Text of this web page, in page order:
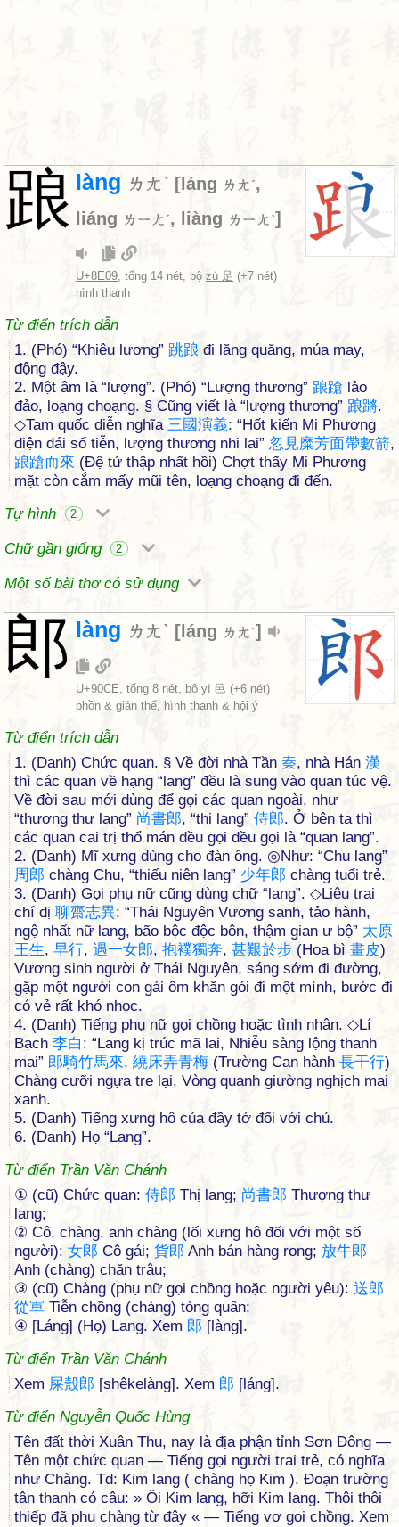
踉 làng ㄌㄤˋ [ láng ㄌㄤˊ,
liáng ㄌㄧㄤˊ, liàng ㄌㄧㄤˋ]
U+8E09, tổng 14 nét, bộ zú 足 (+7 nét)
hình thanh
Từ điển trích dẫn
1. (Phó) “Khiêu lương” 跳踉 đi lăng quăng, múa may,
động đậy.
2. Một âm là “lượng”. (Phó) “Lượng thương” 踉蹌 lảo
đảo, loạng choạng. § Cũng viết là “lượng thương” 踉蹡.
◇Tam quốc diễn nghĩa 三國演義: “Hốt kiến Mi Phương
diện đái sổ tiễn, lượng thương nhi lai” 忽 見糜芳面帶數箭,
踉蹌而來 (Đệ tứ thập nhất hồi) Chợt thấy Mi Phương
mặt còn cắm mấy mũi tên, loạng choạng đi đến.
Tự hình
2
Chữ gần giống 2
Một số bài thơ có sử dụng
郎 làng ㄌㄤˋ [ láng ㄌㄤˊ]
U+90CE, tổng 8 nét, bộ yì 邑 (+6 nét)
phồn & giản thể, hình thanh & hội ý
Từ điển trích dẫn
1. (Danh) Chức quan. § Về đời nhà Tần 秦, nhà Hán 漢
thì các quan về hạng “lang” đều là sung vào quan túc vệ.
Về đời sau mới dùng để gọi các quan ngoài, như
“thượng thư lang” 尚書郎, “thị lang” 侍郎. Ở bên ta thì
các quan cai trị thổ mán đều gọi đều gọi là “quan lang”.
2. (Danh) Mĩ xưng dùng cho đàn ông. ◎Như: “Chu lang”
周 郎 chàng Chu, “thiếu niên lang” 少年郎 chàng tuổi trẻ.
3. (Danh) Gọi phụ nữ cũng dùng chữ “lang”. ◇Liêu trai
chí dị 聊齋志異: “Thái Nguyên Vương sanh, tảo hành,
ngộ nhất nữ lang, bão bộc độc bôn, thậm gian ư bộ” 太原
王生, 早行, 遇一女郎, 抱襆獨奔, 甚艱於步 (Họa bì 畫皮)
Vương sinh người ở Thái Nguyên, sáng sớm đi đường,
gặp một người con gái ôm khăn gói đi một mình, bước đi
có vẻ rất khó nhọc.
4. (Danh) Tiếng phụ nữ gọi chồng hoặc tình nhân. ◇Lí
Bạch 李白 : “Lang kị trúc mã lai, Nhiễu sàng lộng thanh
mai” 郎騎竹馬來, 繞床弄青梅 (Trường Can hành 長干行)
Chàng cưỡi ngựa tre lại, Vòng quanh giường nghịch mai
xanh.
5. (Danh) Tiếng xưng hô của đầy tớ đối với chủ.
6. (Danh) Họ “Lang”.
Từ điển Trần Văn Chánh
① (cũ) Chức quan: 侍郎 Thị lang; 尚書郎 Thượng thư
lang;
② Cô, chàng, anh chàng (lối xưng hô đối với một số
người): 女郎 Cô gái; 貨郎 Anh bán hàng rong; 放牛郎
Anh (chàng) chăn trâu;
③ (cũ) Chàng (phụ nữ gọi chồng hoặc người yêu): 送郎
從軍 Tiễn chồng (chàng) tòng quân;
④ [Láng] (Họ) Lang. Xem 郎 [làng].
Từ điển Trần Văn Chánh
Xem 屎殼郎 [shêkelàng]. Xem 郎 [láng].
Từ điển Nguyễn Quốc Hùng
Tên đất thời Xuân Thu, nay là địa phận tỉnh Sơn Đông —
Tên một chức quan — Tiếng gọi người trai trẻ, có nghĩa
như Chàng. Td: Kim lang ( chàng họ Kim ). Đoạn trường
tân thanh có câu: » Ôi Kim lang, hỡi Kim lang. Thôi thôi
thiếp đã phụ chàng từ đây « — Tiếng vợ gọi chồng. Xem